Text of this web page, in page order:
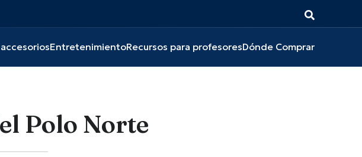
EntretenimientoRecursos para profesoresDónde Comprar
Polo Norte